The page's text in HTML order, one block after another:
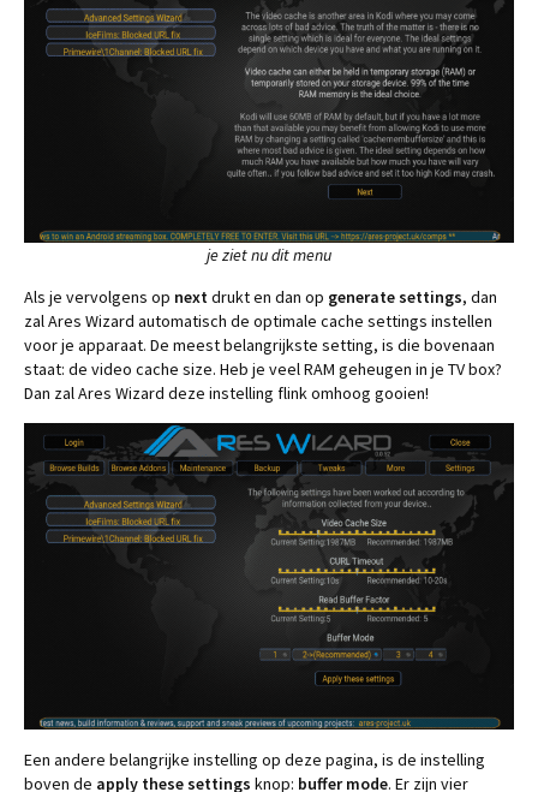
je ziet nu dit menu
Als je vervolgens op nextdrukt en dan op generate settings, dan
zal Ares Wizard automatisch de optimale cache settings instellen
voor je apparaat. De meest belangrijkste setting, is die bovenaan
staat: de video cache size. Heb je veel RAM geheugen in je TV box?
Dan zal Ares Wizard deze instelling flink omhoog gooien!
Een andere belangrijke instelling op deze pagina, is de instelling
boven de apply these settings knop: buffer mode. Er zijn vier